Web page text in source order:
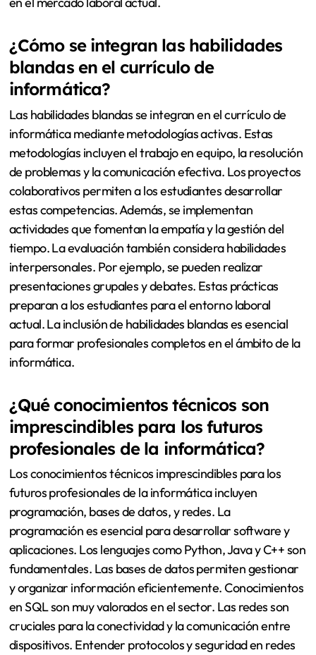
¿Cómo se integran las habilidades
blandas en el currículo de
informática?
Las habilidades blandas se integran en el currículo de
informática mediante metodologías activas. Estas
metodologías incluyen el trabajo en equipo, la resolución
de problemas y la comunicación efectiva. Los proyectos
colaborativos permiten a los estudiantes desarrollar
estas competencias. Además, se implementan
actividades que fomentan la empatía y la gestión del
tiempo. La evaluación también considera habilidades
interpersonales. Por ejemplo, se pueden realizar
presentaciones grupales y debates. Estas prácticas
preparan a los estudiantes para el entorno laboral
actual. La inclusión de habilidades blandas es esencial
para formar profesionales completos en el ámbito de la
informática.
¿Qué conocimientos técnicos son
imprescindibles para los futuros
profesionales de la informática?
Los conocimientos técnicos imprescindibles para los
futuros profesionales de la informática incluyen
programación, bases de datos, y redes. La
programación es esencial para desarrollar software y
aplicaciones. Los lenguajes como Python, Java y C++ son
fundamentales. Las bases de datos permiten gestionar
y organizar información eficientemente. Conocimientos
en SQL son muy valorados en el sector. Las redes son
cruciales para la conectividad y la comunicación entre
dispositivos. Entender protocolos y seguridad en redes